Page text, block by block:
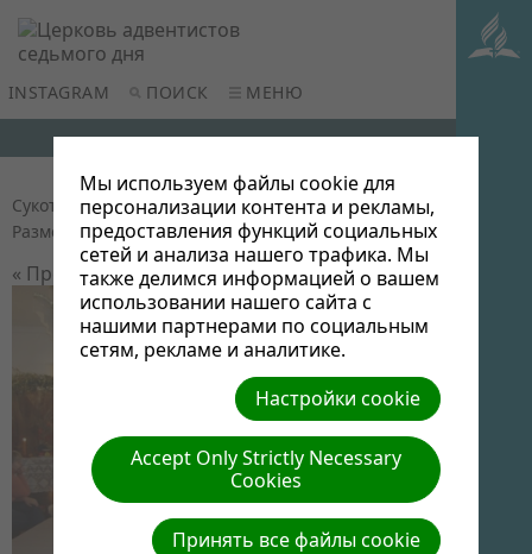
INSTAGRAM ПОИСК МЕНЮ
Сукот в Новополоцке| Автор: Виктор Админ |
Размер (МБ): 0.09 |Скачать| Просмотров: 0
« Предыдущий Следующий »
Мы используем файлы cookie для
персонализации контента и рекламы,
предоставления функций социальных
сетей и анализа нашего трафика. Мы
также делимся информацией о вашем
использовании нашего сайта с
нашими партнерами по социальным
сетям, рекламе и аналитике.
Настройки cookie
Accept Only Strictly Necessary
Cookies
Принять все файлы cookie